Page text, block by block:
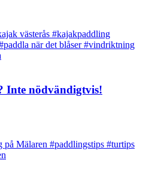
västerås #kajakpaddling
när det blåser#vindriktning
Inte nödvändigtvis!
på Mälaren #paddlingstips #turtips